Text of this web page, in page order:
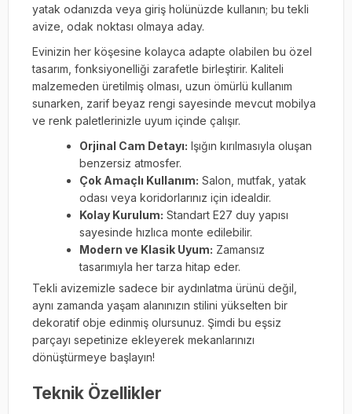
yatak odanızda veya giriş holünüzde kullanın; bu tekli
avize, odak noktası olmaya aday.
Evinizin her köşesine kolayca adapte olabilen bu özel
tasarım, fonksiyonelliği zarafetle birleştirir. Kaliteli
malzemeden üretilmiş olması, uzun ömürlü kullanım
sunarken, zarif beyaz rengi sayesinde mevcut mobilya
ve renk paletlerinizle uyum içinde çalışır.
Orjinal Cam Detayı: Işığın kırılmasıyla oluşan
benzersiz atmosfer.
Çok Amaçlı Kullanım: Salon, mutfak, yatak
odası veya koridorlarınız için idealdir.
Kolay Kurulum: Standart E27 duy yapısı
sayesinde hızlıca monte edilebilir.
Modern ve Klasik Uyum: Zamansız
tasarımıyla her tarza hitap eder.
Tekli avizemizle sadece bir aydınlatma ürünü değil,
aynı zamanda yaşam alanınızın stilini yükselten bir
dekoratif obje edinmiş olursunuz. Şimdi bu eşsiz
parçayı sepetinize ekleyerek mekanlarınızı
dönüştürmeye başlayın!
Teknik Özellikler